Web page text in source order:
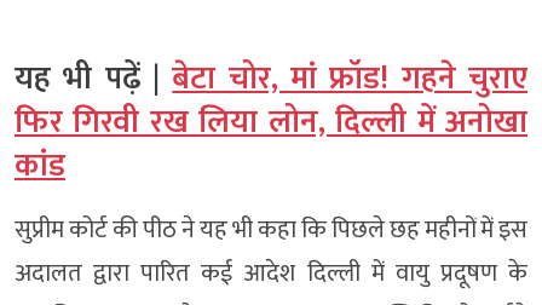
यह भी पढ़ें |बेटा चोर, मां फ्रॉड! गहने चुराए
फिर गिरवी रख लिया लोन, दिल्ली में अनोखा
कांड
सुप्रीम कोर्ट की पीठ ने यह भी कहा कि पिछले छह महीनों में इस
अदालत द्वारा पारित कई आदेश दिल्ली में वायु प्रदूषण के